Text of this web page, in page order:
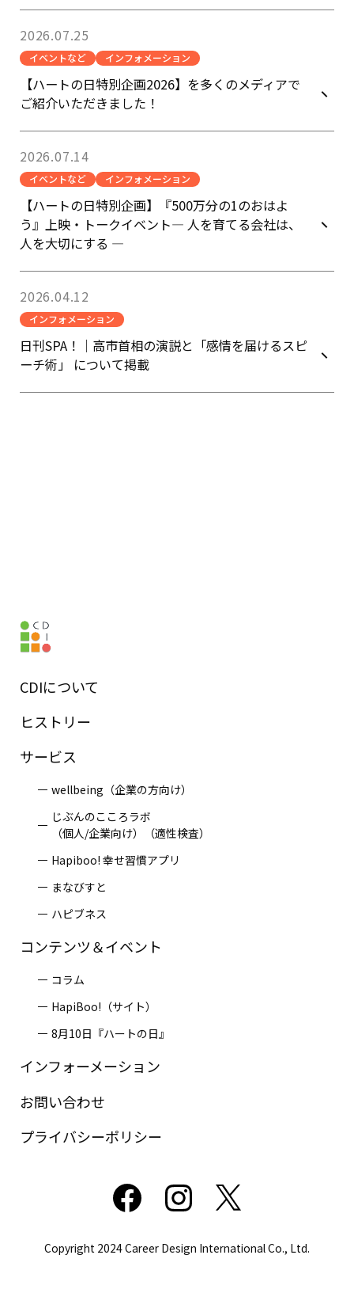
2026.07.25
イベントなど インフォメーション
【ハートの日特別企画2026】を多くのメディアで
ご紹介いただきました！
2026.07.14
イベントなど インフォメーション
【ハートの日特別企画】『500万分の1のおはよ
う』上映・トークイベント― 人を育てる会社は、
人を大切にする ―
2026.04.12
インフォメーション
日刊SPA！｜高市首相の演説と「感情を届けるスピ
ーチ術」 について掲載
CDIについて
ヒストリー
サービス
wellbeing（企業の方向け）
じぶんのこころラボ
（個人/企業向け）（適性検査）
Hapiboo! 幸せ習慣アプリ
まなびすと
ハピブネス
コンテンツ＆イベント
コラム
HapiBoo!（サイト）
8月10日『ハートの日』
インフォーメーション
お問い合わせ
プライバシーポリシー
Copyright 2024Career Design International Co., Ltd.